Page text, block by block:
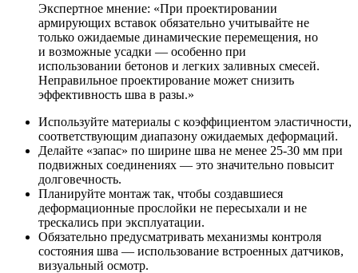
Экспертное мнение: «При проектировании
армирующих вставок обязательно учитывайте не
только ожидаемые динамические перемещения, но
и возможные усадки — особенно при
использовании бетонов и легких заливных смесей.
Неправильное проектирование может снизить
эффективность шва в разы.»
Используйте материалы с коэффициентом эластичности,
соответствующим диапазону ожидаемых деформаций.
Делайте «запас» по ширине шва не менее 25-30 мм при
подвижных соединениях — это значительно повысит
долговечность.
Планируйте монтаж так, чтобы создавшиеся
деформационные прослойки не пересыхали и не
трескались при эксплуатации.
Обязательно предусматривать механизмы контроля
состояния шва — использование встроенных датчиков,
визуальный осмотр.